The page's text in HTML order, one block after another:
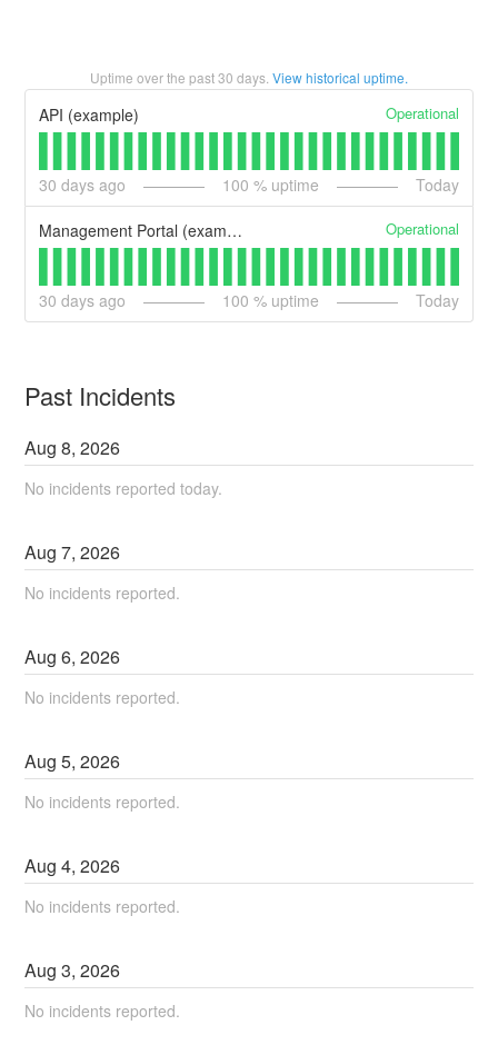
Uptime over the past30 days. View historical uptime.
API (example) Operational
30 days ago 100 % uptime Today
Management Portal (example) Operational
30 days ago 100 % uptime Today
Past Incidents
Aug8,2026
No incidents reported today.
Aug7,2026
No incidents reported.
Aug6,2026
No incidents reported.
Aug5,2026
No incidents reported.
Aug4,2026
No incidents reported.
Aug3,2026
No incidents reported.